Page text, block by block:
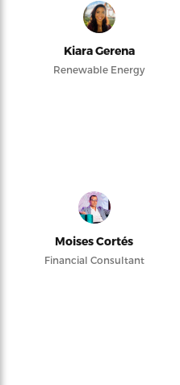
Kiara Gerena
Renewable Energy
Moises Cortés
Financial Consultant